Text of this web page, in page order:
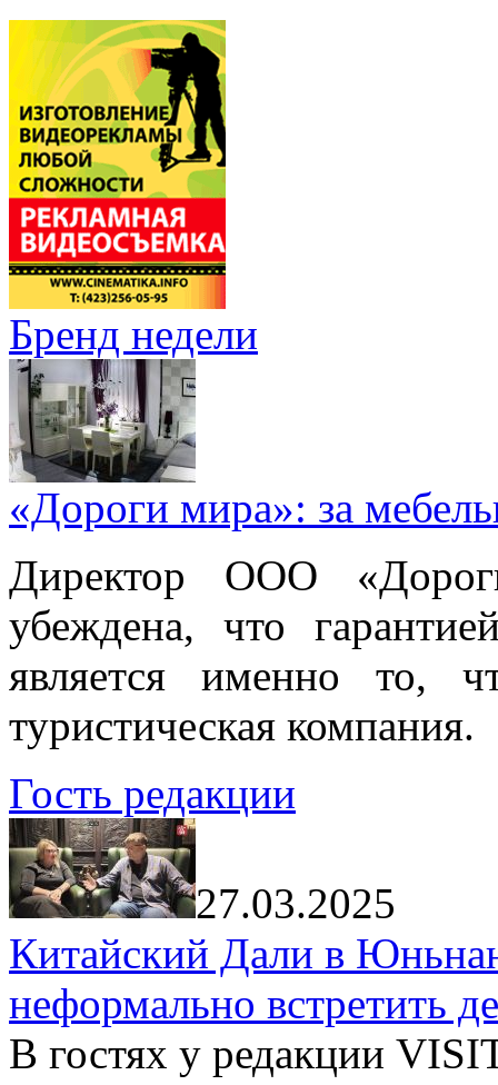
Бренд недели
«Дороги мира»: за
Директор ООО
убеждена, что
является именно то,
туристическая компания.
Гость редакции
27.03.2025
Китайский Дали в
неформально встретить
В гостях у редакции